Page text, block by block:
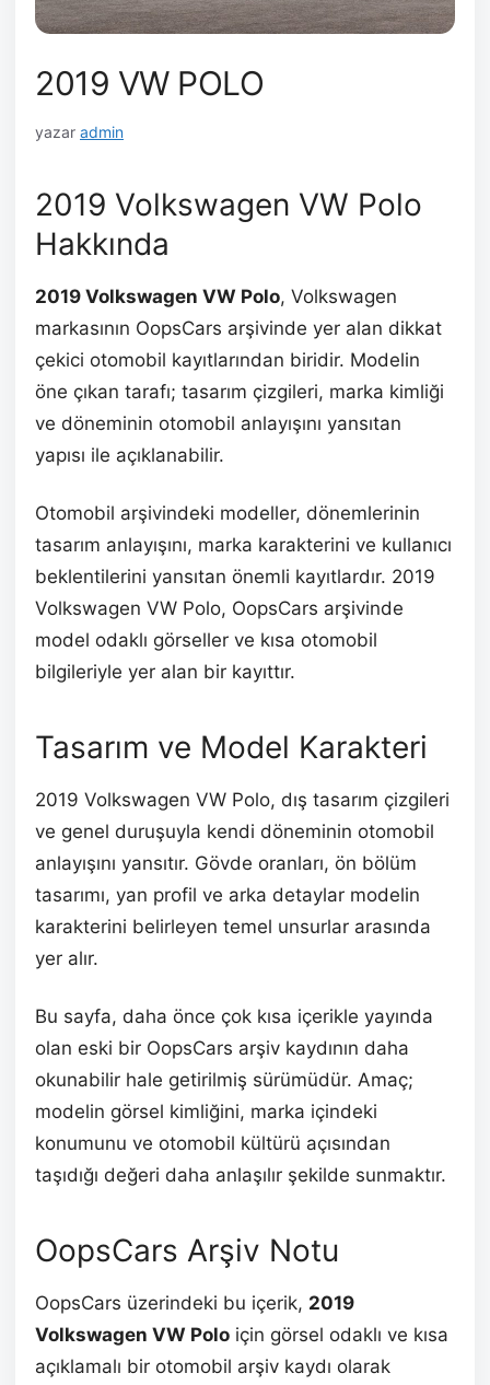
2019 VW POLO
yazar admin
2019 Volkswagen VW Polo
Hakkında
2019 Volkswagen VW Polo, Volkswagen
markasının OopsCars arşivinde yer alan dikkat
çekici otomobil kayıtlarından biridir. Modelin
öne çıkan tarafı; tasarım çizgileri, marka kimliği
ve döneminin otomobil anlayışını yansıtan
yapısı ile açıklanabilir.
Otomobil arşivindeki modeller, dönemlerinin
tasarım anlayışını, marka karakterini ve kullanıcı
beklentilerini yansıtan önemli kayıtlardır. 2019
Volkswagen VW Polo, OopsCars arşivinde
model odaklı görseller ve kısa otomobil
bilgileriyle yer alan bir kayıttır.
Tasarım ve Model Karakteri
2019 Volkswagen VW Polo, dış tasarım çizgileri
ve genel duruşuyla kendi döneminin otomobil
anlayışını yansıtır. Gövde oranları, ön bölüm
tasarımı, yan profil ve arka detaylar modelin
karakterini belirleyen temel unsurlar arasında
yer alır.
Bu sayfa, daha önce çok kısa içerikle yayında
olan eski bir OopsCars arşiv kaydının daha
okunabilir hale getirilmiş sürümüdür. Amaç;
modelin görsel kimliğini, marka içindeki
konumunu ve otomobil kültürü açısından
taşıdığı değeri daha anlaşılır şekilde sunmaktır.
OopsCars Arşiv Notu
OopsCars üzerindeki bu içerik, 2019
Volkswagen VW Polo için görsel odaklı ve kısa
açıklamalı bir otomobil arşiv kaydı olarak